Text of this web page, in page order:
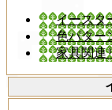
イースタ
色パター
家具関連